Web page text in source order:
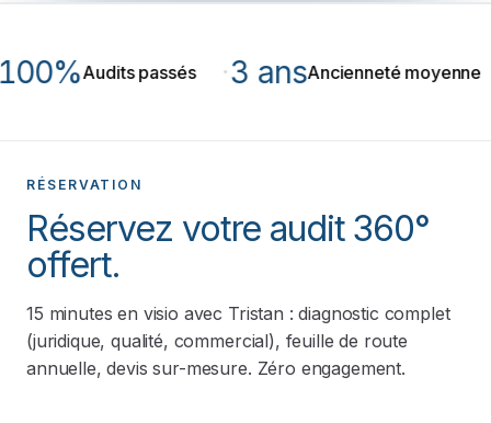
Audits passés ·3 ansAncienneté moyenne ·
RÉSERVATION
Réservez votre audit 360°
offert.
15 minutes en visio avec Tristan : diagnostic complet
(juridique, qualité, commercial), feuille de route
annuelle, devis sur-mesure. Zéro engagement.